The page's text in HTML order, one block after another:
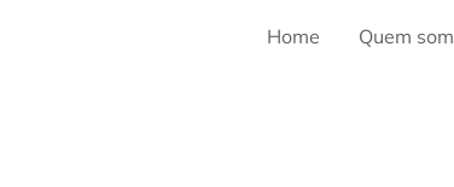
Home Quem